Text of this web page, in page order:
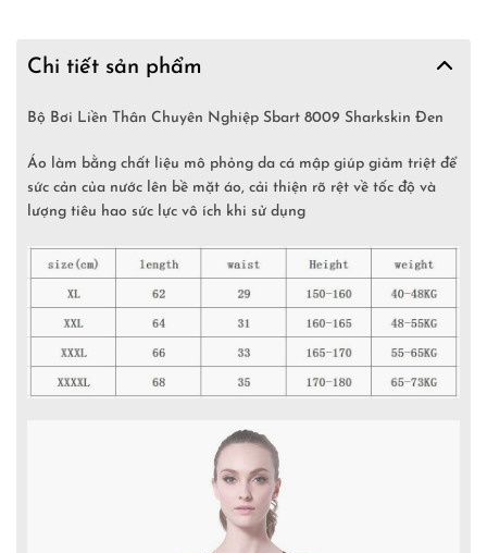
Chi tiết sản phẩm
Bộ Bơi Liền Thân Chuyên Nghiệp Sbart 8009 Sharkskin Đen
Áo làm bằng chất liệu mô phỏng da cá mập giúp giảm triệt để
sức cản của nước lên bề mặt áo, cải thiện rõ rệt về tốc độ và
lượng tiêu hao sức lực vô ích khi sử dụng